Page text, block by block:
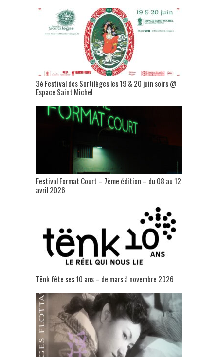
3è Festival des Sortilèges les 19 & 20 juin soirs @
Espace Saint Michel
Festival Format Court – 7ème édition – du 08 au 12
avril 2026
Tënk fête ses 10 ans – de mars à novembre 2026